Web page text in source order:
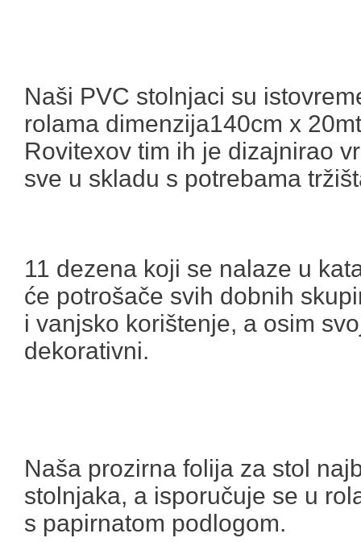
Naši PVC stolnjaci su
rolama dimenzija140cm x
Rovitexov tim ih je dizajnirao
sve u skladu s potrebama
11 dezena koji se nalaze u
će potrošače svih dobnih
i vanjsko korištenje, a osim
dekorativni.
Naša prozirna folija za stol
stolnjaka, a isporučuje se u
s papirnatom podlogom.